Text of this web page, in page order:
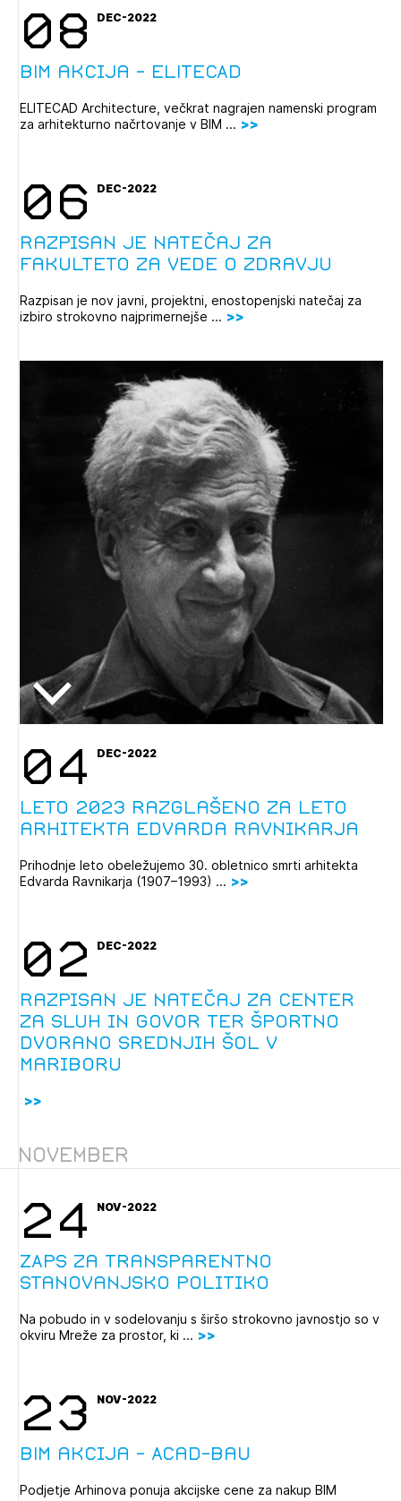
08 DEC-2022
BIM akcija - ELITECAD
ELITECAD Architecture, večkrat nagrajen namenski program
za arhitekturno načrtovanje v BIM ...
06 DEC-2022
Razpisan je natečaj za
Fakulteto za vede o zdravju
Razpisan je nov javni, projektni, enostopenjski natečaj za
izbiro strokovno najprimernejše ...
04 DEC-2022
Leto 2023 razglašeno za leto
arhitekta Edvarda Ravnikarja
Prihodnje leto obeležujemo 30. obletnico smrti arhitekta
Edvarda Ravnikarja (1907–1993) ...
02 DEC-2022
Razpisan je natečaj za Center
za sluh in govor ter športno
dvorano srednjih šol v
Mariboru
November
24 NOV-2022
ZAPS za transparentno
stanovanjsko politiko
Na pobudo in v sodelovanju s širšo strokovno javnostjo so v
okviru Mreže za prostor, ki ...
23 NOV-2022
BIM akcija - Acad-Bau
Podjetje Arhinova ponuja akcijske cene za nakup BIM